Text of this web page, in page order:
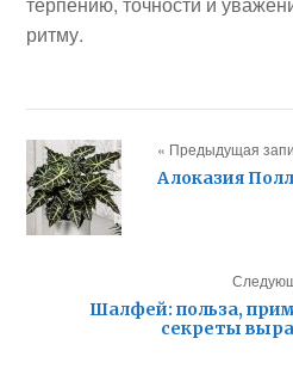
ритму.
« Предыдущая
Алоказия
Шалфей: польза,
секреты